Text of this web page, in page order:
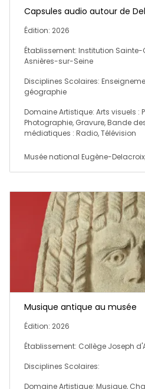
Capsules audio autour de
Édition: 2026
Établissement: Institution Sainte-
Asnières-sur-Seine
Disciplines Scolaires:
géographie
Domaine Artistique: Arts visuels :
Photographie, Gravure, Bande
médiatiques : Radio, Télévision
Musée national Eugène-
Musique antique au musée
Édition: 2026
Établissement: Collège Joseph
Disciplines Scolaires:
Domaine Artistique: Musique,